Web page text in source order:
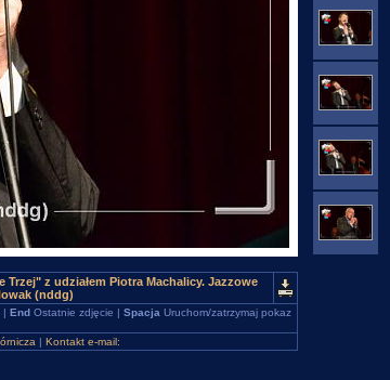
Trzej" z udziałem Piotra Machalicy. Jazzowe
(nddg)
| EndOstatnie zdjęcie | Spacja Uruchom/zatrzymaj pokaz
| Kontakt e-mail: